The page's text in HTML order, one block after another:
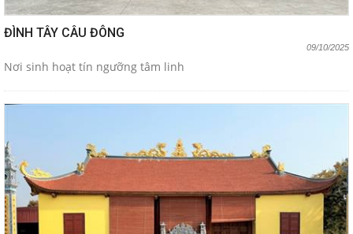
ĐÌNH TÂY CÂU ĐÔNG
09/10/2025
Nơi sinh hoạt tín ngưỡng tâm linh